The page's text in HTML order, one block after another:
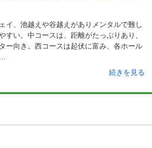
イ、池越えや谷越えがありメンタルで難し
すい。中コースは、距離がたっぷりあり、
ー向き。西コースは起伏に富み、各ホール
続きを見る